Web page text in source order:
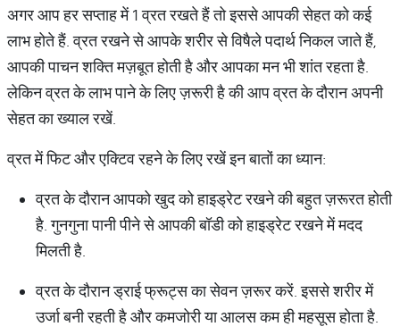
अगर आप हर सप्ताह में 1 व्रत रखते हैं तो इससे आपकी सेहत को कई
लाभ होते हैं. व्रत रखने से आपके शरीर से विषैले पदार्थ निकल जाते हैं,
आपकी पाचन शक्ति मज़बूत होती है और आपका मन भी शांत रहता है.
लेकिन व्रत के लाभ पाने के लिए ज़रूरी है की आप व्रत के दौरान अपनी
सेहत का ख्याल रखें.
व्रत में फिट और एक्टिव रहने के लिए रखें इन बातों का ध्यान:
व्रत के दौरान आपको खुद को हाइड्रेट रखने की बहुत ज़रूरत होती
है. गुनगुना पानी पीने से आपकी बॉडी को हाइड्रेट रखने में मदद
मिलती है.
व्रत के दौरान ड्राई फ्रूट्स का सेवन ज़रूर करें. इससे शरीर में
उर्जा बनी रहती है और कमजोरी या आलस कम ही महसूस होता है.